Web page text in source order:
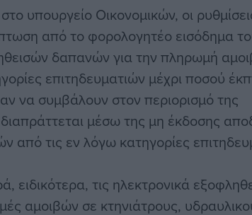
υπουργείο Οικονομικών, οι
από το φορολογητέο εισόδημα
δαπανών για την πληρωμή
επιτηδευματιών μέχρι ποσού
να συμβάλουν στον περιορισμό της
μέσω της μη έκδοσης
από τις εν λόγω κατηγορίες
ειδικότερα, τις ηλεκτρονικά
αμοιβών σε κτηνιάτρους,